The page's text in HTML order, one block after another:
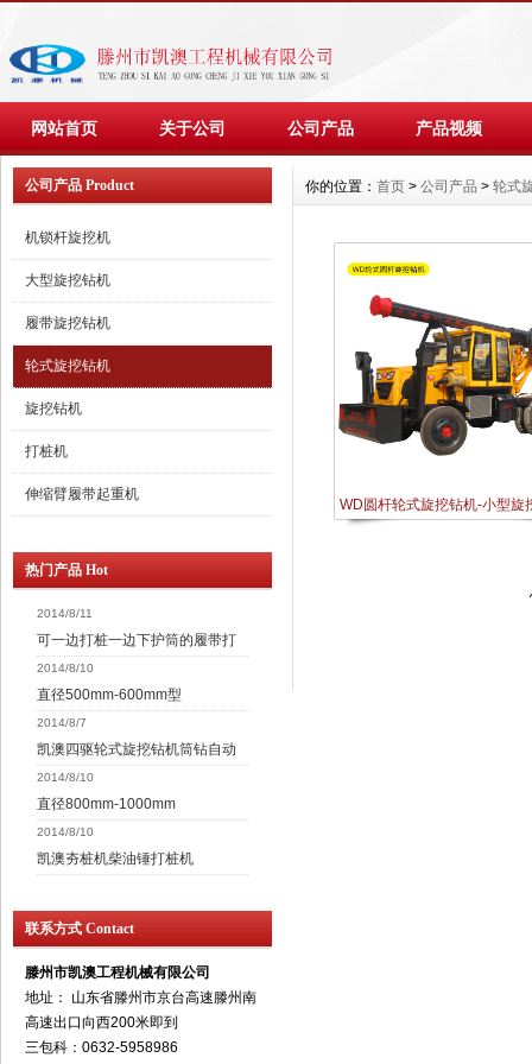
网站首页 关于公司 公司产品 产品视频
公司产品 Product
机锁杆旋挖机
大型旋挖钻机
履带旋挖钻机
轮式旋挖钻机
旋挖钻机
打桩机
伸缩臂履带起重机
热门产品 Hot
2014/8/11
可一边打桩一边下护筒的履带打
2014/8/10
直径500mm-600mm型
2014/8/7
凯澳四驱轮式旋挖钻机筒钻自动
2014/8/10
直径800mm-1000mm
2014/8/10
凯澳夯桩机柴油锤打桩机
联系方式 Contact
滕州市凯澳工程机械有限公司
地址： 山东省滕州市京台高速滕州南
高速出口向西200米即到
三包科：0632-5958986
你的位置： 首页 > 公司产品 > 轮式
WD圆杆轮式旋挖钻机-小型旋